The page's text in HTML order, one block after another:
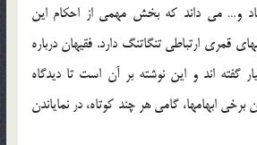
و… مي داند كه بخش مهمي از احكام اين
قمري ارتباطي تنگاتنگ دارد. فقيهان درباره
گفته اند و اين نوشته بر آن است تا ديدگاه
برخي ابهامها، گامي هر چند كوتاه، در نماياندن